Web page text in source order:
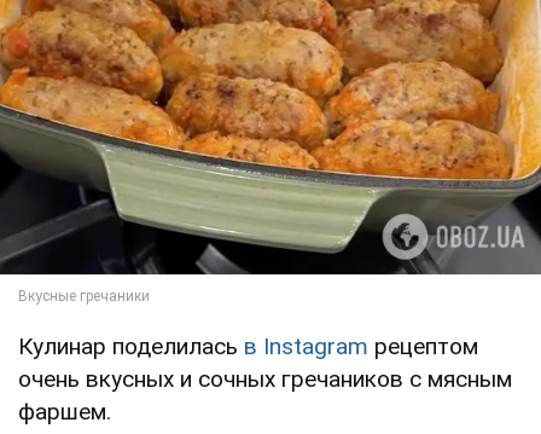
Кулинар поделилась в Instagram рецептом
очень вкусных и сочных гречаников с мясным
фаршем.